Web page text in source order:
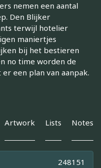
nemen een aantal
Den Blijker
terwijl hotelier
maniertjes
bij het bestieren
no time worden de
een plan van aanpak.
Artwork Lists Notes
248151